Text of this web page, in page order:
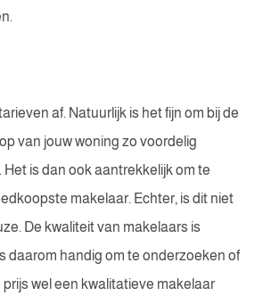
af. Natuurlijk is het fijn om bij de
van jouw woning zo voordelig
Het is dan ook aantrekkelijk om te
makelaar. Echter, is dit niet
De kwaliteit van makelaars is
daarom handig om te onderzoeken of
wel een kwalitatieve makelaar